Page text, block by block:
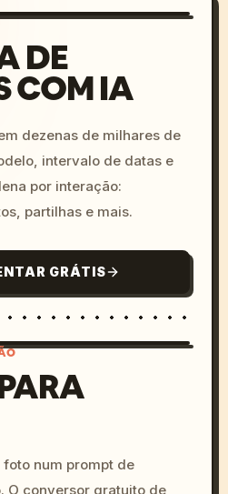
DE
COM IA
dezenas de milhares de
intervalo de datas e
por interação:
partilhas e mais.
GRÁTIS
colors, 8k --v 6.0
num prompt de
O conversor gratuito de